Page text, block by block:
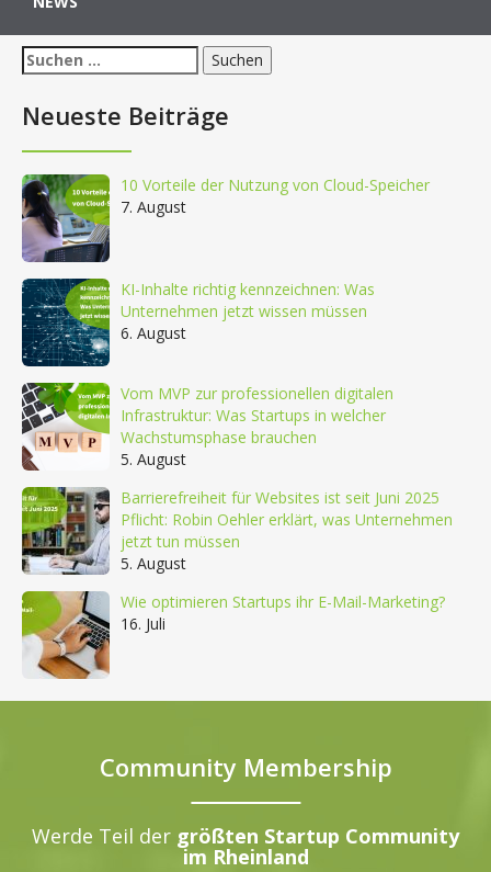
Suchen
nach:
Neueste Beiträge
10 Vorteile der Nutzung von Cloud-Speicher
7. August
KI-Inhalte richtig kennzeichnen: Was
Unternehmen jetzt wissen müssen
6. August
Vom MVP zur professionellen digitalen
Infrastruktur: Was Startups in welcher
Wachstumsphase brauchen
5. August
Barrierefreiheit für Websites ist seit Juni 2025
Pflicht: Robin Oehler erklärt, was Unternehmen
jetzt tun müssen
5. August
Wie optimieren Startups ihr E-Mail-Marketing?
16. Juli
Community Membership
Werde Teil der größten Startup Community
im Rheinland